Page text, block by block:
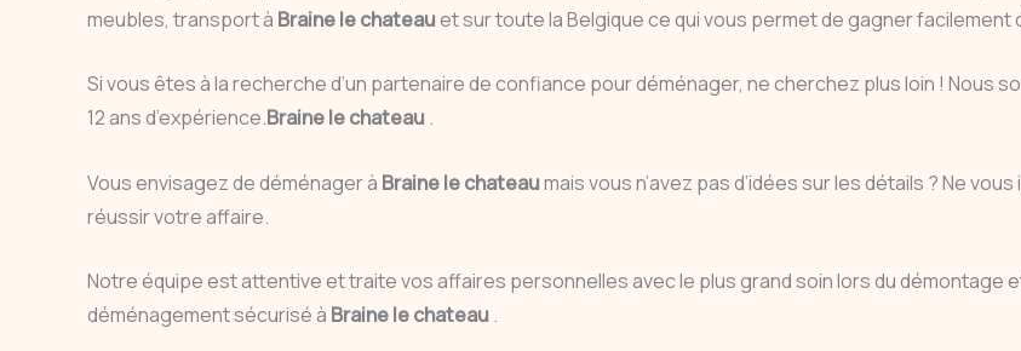
meubles, transport à Braine le chateauet sur toute la Belgique ce qui vous permet de gagner facilement
Si vous êtes à la recherche d’un partenaire de confiance pour déménager, ne cherchez plus loin ! Nous
12 ans d’expérience.Braine le chateau .
Vous envisagez de déménager à Braine le chateaumais vous n’avez pas d’idées sur les détails ? Ne
réussir votre affaire.
Notre équipe est attentive et traite vos affaires personnelles avec le plus grand soin lors du démontage
déménagement sécurisé à Braine le chateau .